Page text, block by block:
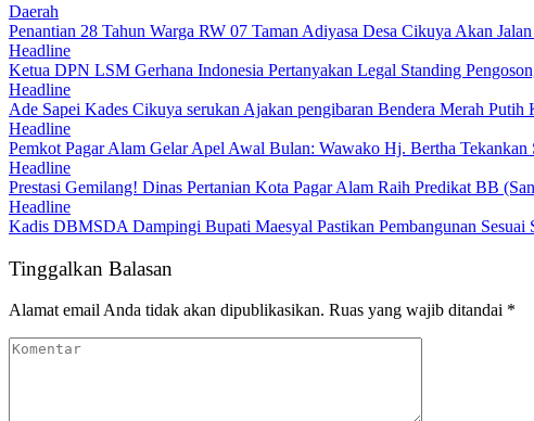
Daerah
Penantian 28 Tahun Warga RW 07 Taman Adiyasa Desa Cikuya Akan
Headline
Ketua DPN LSM Gerhana Indonesia Pertanyakan Legal Standing
Headline
Ade Sapei Kades Cikuya serukan Ajakan pengibaran Bendera Merah
Headline
Pemkot Pagar Alam Gelar Apel Awal Bulan: Wawako Hj. Bertha Tekankan
Headline
Prestasi Gemilang! Dinas Pertanian Kota Pagar Alam Raih Predikat BB
Headline
Kadis DBMSDA Dampingi Bupati Maesyal Pastikan Pembangunan
Tinggalkan Balasan
Alamat email Anda tidak akan dipublikasikan. Ruas yang wajib ditandai *